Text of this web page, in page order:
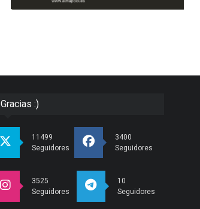
Gracias :)
11499
Seguidores
3400
Seguidores
3525
Seguidores
10
Seguidores